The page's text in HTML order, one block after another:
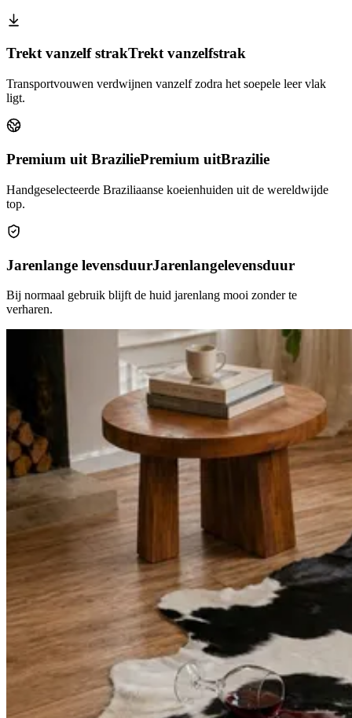
Trekt vanzelf strakTrekt vanzelfstrak
Transportvouwen verdwijnen vanzelf zodra het soepele leer vlak
ligt.
Premium uit BraziliePremium uitBrazilie
Handgeselecteerde Braziliaanse koeienhuiden uit de wereldwijde
top.
Jarenlange levensduurJarenlangelevensduur
Bij normaal gebruik blijft de huid jarenlang mooi zonder te
verharen.